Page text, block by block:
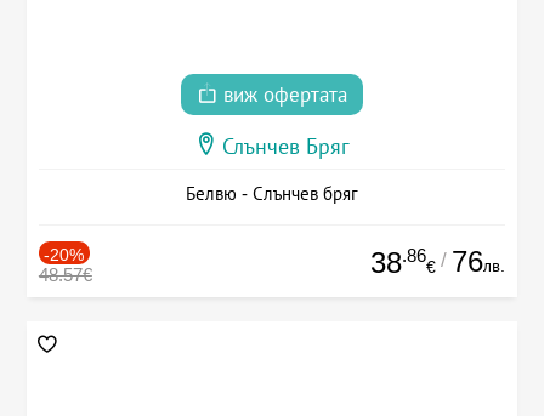
виж офертата
Слънчев Бряг
Белвю - Слънчев бряг
-20%
48.57€ 38.86
€ / 76лв.